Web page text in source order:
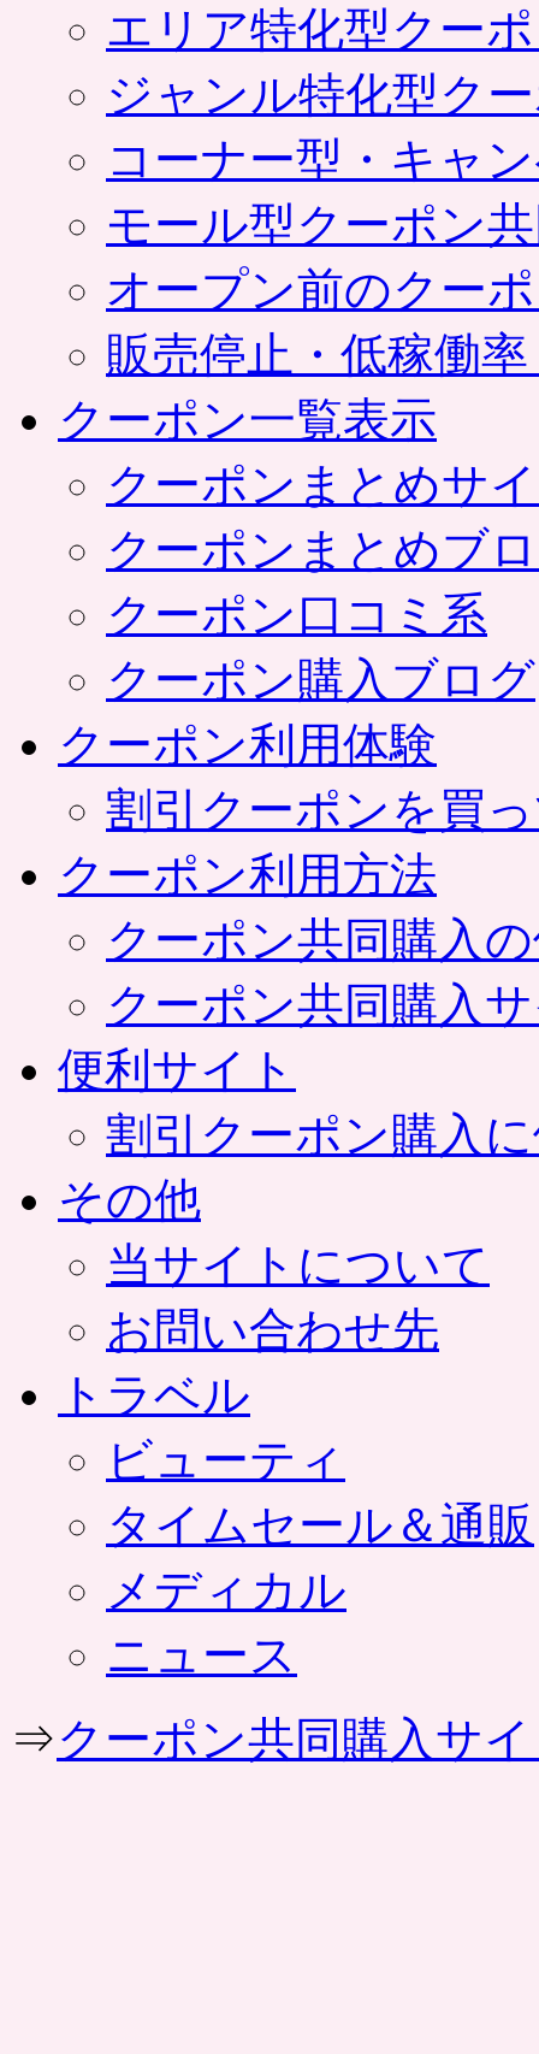
エリア特化型クー
ジャンル特化型ク
コーナー型・キャ
モール型クーポン
オープン前のクー
販売停止・低稼働
クーポン一覧表示
クーポンまとめサ
クーポンまとめブ
クーポン口コミ系
クーポン購入ブログ
クーポン利用体験
割引クーポンを買
クーポン利用方法
クーポン共同購入
クーポン共同購入
便利サイト
割引クーポン購入
その他
当サイトについて
お問い合わせ先
トラベル
ビューティ
タイムセール＆通販
メディカル
ニュース
⇒クーポン共同購入サ